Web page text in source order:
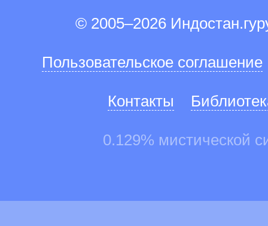
© 2005–2026
Пользовательское соглашение
Контакты
0.129% мистической